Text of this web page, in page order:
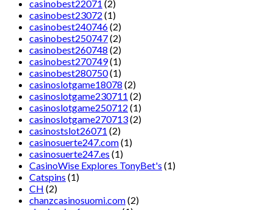
casinobest22071 (2)
casinobest23072 (1)
casinobest240746(2)
casinobest250747(2)
casinobest260748 (2)
casinobest270749(1)
casinobest280750(1)
casinoslotgame18078 (2)
casinoslotgame230711 (2)
casinoslotgame250712 (1)
casinoslotgame270713(2)
casinostslot26071 (2)
casinosuerte247.com(1)
casinosuerte247.es (1)
CasinoWise Explores TonyBet's (1)
Catspins (1)
CH (2)
chanzcasinosuomi.com(2)